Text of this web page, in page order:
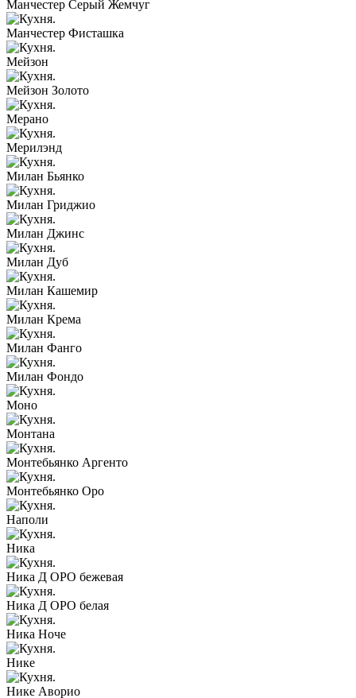
Манчестер Серый Жемчуг
Манчестер Фисташка
Мейзон
Мейзон Золото
Мерано
Мерилэнд
Милан Бьянко
Милан Гриджио
Милан Джинс
Милан Дуб
Милан Кашемир
Милан Крема
Милан Фанго
Милан Фондо
Моно
Монтана
Монтебьянко Аргенто
Монтебьянко Оро
Наполи
Ника
Ника Д ОРО бежевая
Ника Д ОРО белая
Ника Ноче
Нике
Нике Аворио